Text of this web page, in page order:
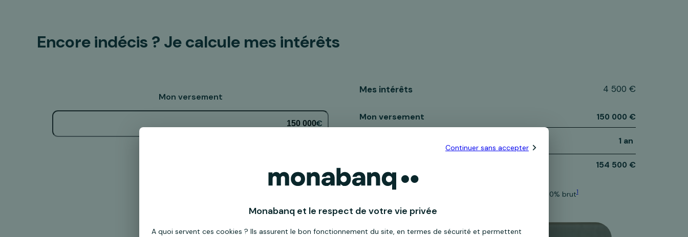
Encore indécis ? Je calcule mes intérêts
Mon versement
€
Mes intérêts 4 500 €
Mon versement 150 000 €
1 an
154 500 €
Au taux de 3% pendant 12 mois puis 1,60% brut1
Continuer sans accepter
Monabanq et le respect de votre vie privée
A quoi servent ces cookies ? Ils assurent le bon fonctionnement du site, en termes de sécurité et permettent